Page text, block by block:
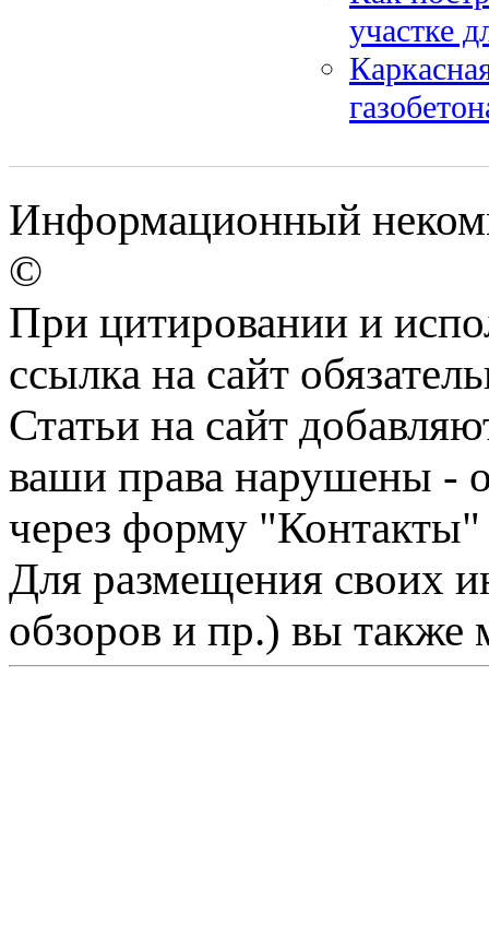
участке
Информационный
©
При цитировании и
ссылка на сайт
Статьи на сайт
ваши права нарушены -
через форму "Контакты"
Для размещения своих
обзоров и пр.) вы также